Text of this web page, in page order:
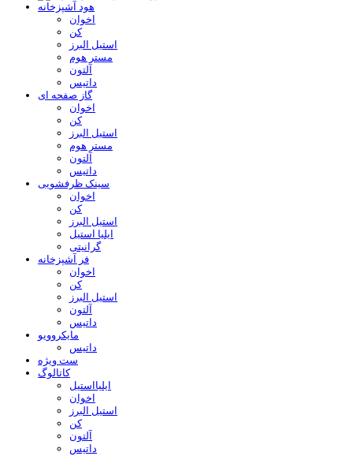
هود آشپزخانه
اخوان
کن
استیل البرز
مستر هوم
آلتون
داتیس
گاز صفحه ای
اخوان
کن
استیل البرز
مستر هوم
آلتون
داتیس
سینک ظرفشویی
اخوان
کن
استیل البرز
ایلیا استیل
گرانیتی
فر آشپزخانه
اخوان
کن
استیل البرز
آلتون
داتیس
مایکروویو
داتیس
ست ویژه
کاتالوگ
ایلیااستیل
اخوان
استیل البرز
کن
آلتون
داتیس